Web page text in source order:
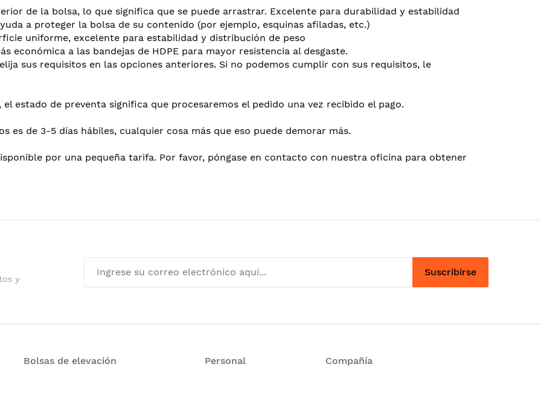
de la bolsa, lo que significa que se puede arrastrar. Excelente para durabilidad y estabilidad
a proteger la bolsa de su contenido (por ejemplo, esquinas afiladas, etc.)
uniforme, excelente para estabilidad y distribución de peso
económica a las bandejas de HDPE para mayor resistencia al desgaste.
sus requisitos en las opciones anteriores. Si no podemos cumplir con sus requisitos, le
estado de preventa significa que procesaremos el pedido una vez recibido el pago.
es de 3-5 días hábiles, cualquier cosa más que eso puede demorar más.
por una pequeña tarifa. Por favor, póngase en contacto con nuestra oficina para obtener
y
Suscribirse
Bolsas de elevación Personal Compañía